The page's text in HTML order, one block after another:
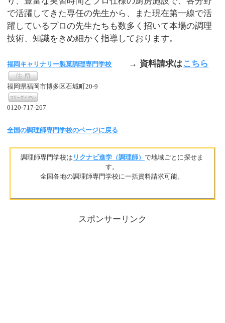
で活躍してきた専任の先生から、また現在第一線で活
躍しているプロの先生たちも数多く招いて本場の調理
技術、知識をきめ細かく指導しております。
福岡キャリナリー製菓調理専門学校 → 資料請求はこちら
福岡県福岡市博多区石城町20-9
0120-717-267
全国の調理師専門学校のページに戻る
調理師専門学校は リクナビ進学（調理師）で地域ごとに探せま
す。
全国各地の調理師専門学校に一括資料請求可能。
スポンサーリンク